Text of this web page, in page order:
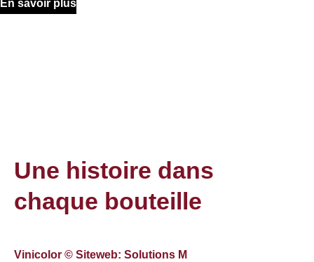
En savoir plus
Une histoire dans
chaque bouteille
Vinicolor © Siteweb: Solutions M